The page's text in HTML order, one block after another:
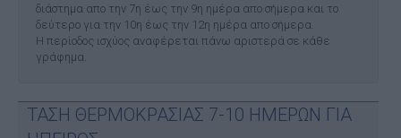
διάστημα απο την 7η έως την 9η ημέρα απο σήμερα και το
δεύτερο για την 10η έως την 12η ημέρα απο σήμερα.
Η περίοδος ισχύος αναφέρεται πάνω αριστερά σε κάθε
γράφημα.
ΤΑΣΗ ΘΕΡΜΟΚΡΑΣΙΑΣ 7-10 ΗΜΕΡΩΝ ΓΙΑ